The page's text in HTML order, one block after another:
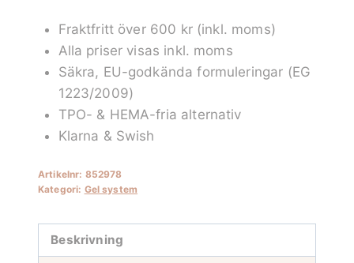
Builder
gel
mängd
Fraktfritt över 600 kr (inkl. moms)
Alla priser visas inkl. moms
Säkra, EU-godkända formuleringar (EG
1223/2009)
TPO- & HEMA-fria alternativ
Klarna & Swish
Artikelnr: 852978
Kategori: Gel system
Beskrivning